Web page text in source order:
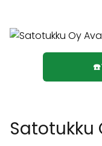
Satotukku